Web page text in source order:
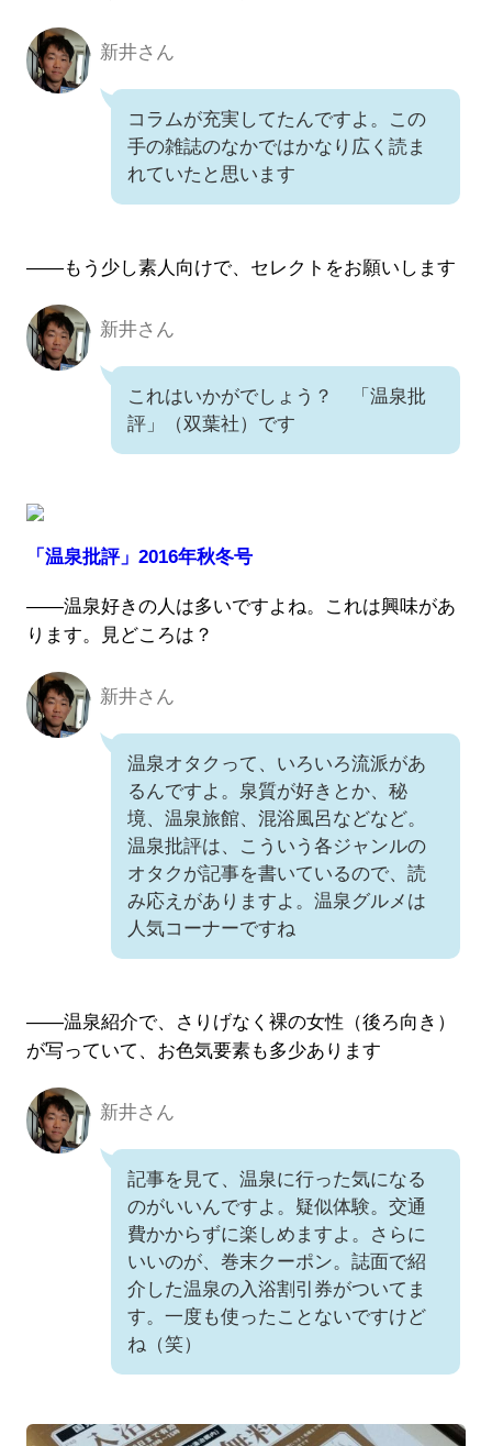
新井さん
新井さん
コラムが充実してたんですよ。この
手の雑誌のなかではかなり広く読ま
れていたと思います
――もう少し素人向けで、セレクトをお願いします
新井さん
新井さん
これはいかがでしょう？ 「温泉批
評」（双葉社）です
「温泉批評」2016年秋冬号
――温泉好きの人は多いですよね。これは興味があ
ります。見どころは？
新井さん
新井さん
温泉オタクって、いろいろ流派があ
るんですよ。泉質が好きとか、秘
境、温泉旅館、混浴風呂などなど。
温泉批評は、こういう各ジャンルの
オタクが記事を書いているので、読
み応えがありますよ。温泉グルメは
人気コーナーですね
――温泉紹介で、さりげなく裸の女性（後ろ向き）
が写っていて、お色気要素も多少あります
新井さん
新井さん
記事を見て、温泉に行った気になる
のがいいんですよ。疑似体験。交通
費かからずに楽しめますよ。さらに
いいのが、巻末クーポン。誌面で紹
介した温泉の入浴割引券がついてま
す。一度も使ったことないですけど
ね（笑）